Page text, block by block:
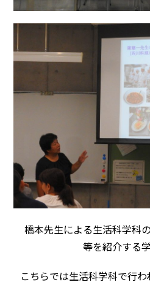
橋本先生による生活科学科
等を紹介する
こちらでは生活科学科で行